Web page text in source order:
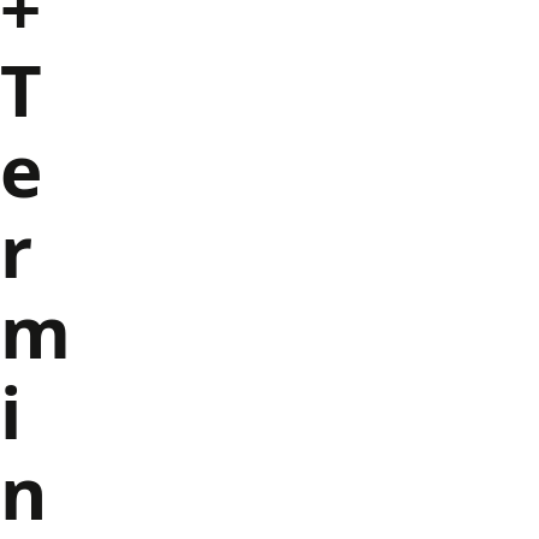
T
e
r
m
i
n